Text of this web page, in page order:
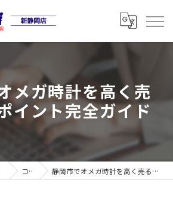
メガ時計を高く売
イント完全ガイド
コラム 静岡市でオメガ時計を高く売る！買取ポイント完全ガイド